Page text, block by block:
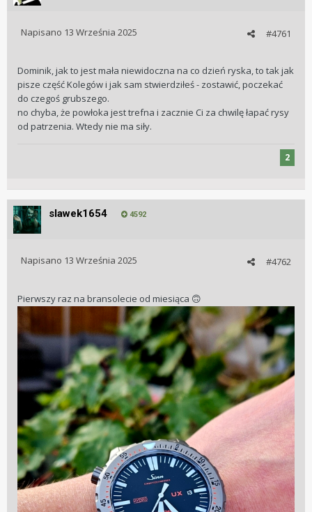
#4761
Napisano 13 Września 2025
Dominik, jak to jest mała niewidoczna na co dzień ryska, to tak jak
pisze część Kolegów i jak sam stwierdziłeś - zostawić, poczekać
do czegoś grubszego.
no chyba, że powłoka jest trefna i zacznie Ci za chwilę łapać rysy
od patrzenia. Wtedy nie ma siły.
2
slawek1654 4592
#4762
Napisano 13 Września 2025
Pierwszy raz na bransolecie od miesiąca 🙃